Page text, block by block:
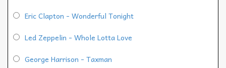
Eric Clapton - Wonderful Tonight
Led Zeppelin - Whole Lotta Love
George Harrison - Taxman